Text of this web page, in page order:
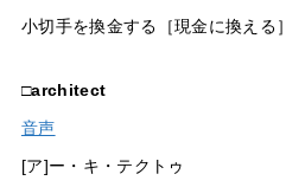
小切手を換金する［現金に換える］
□architect
音声
[ア]ー・キ・テクトゥ